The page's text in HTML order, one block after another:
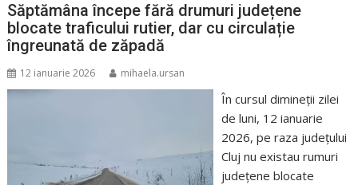
Săptămâna începe fără drumuri județene
blocate traficului rutier, dar cu circulație
îngreunată de zăpadă
12 ianuarie 2026 mihaela.ursan
În cursul dimineţii zilei
de luni, 12 ianuarie
2026, pe raza judeţului
Cluj nu existau rumuri
județene blocate